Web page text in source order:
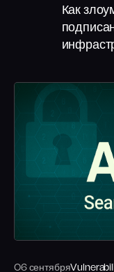
Как
06 сентября